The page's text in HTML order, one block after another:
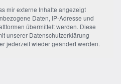
mir externe Inhalte angezeigt
Daten, IP-Adresse und
übermittelt werden. Diese
unserer Datenschutzerklärung
jederzeit wieder geändert werden.